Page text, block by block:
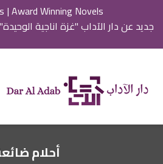
Award Winning Novels |
جديد عن دار الآداب "غزة اناجية الوحيدة"
أحلام